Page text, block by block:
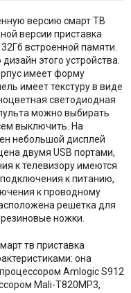
версию смарт ТВ
версии приставка
встроенной памяти.
этого устройства.
имеет форму
имеет текстуру в виде
светодиодная
можно выбирать
выключить. На
небольшой дисплей
двумя USB портами,
к телевизору имеются
к питанию,
к проводному
решетка для
ножки.
тв приставка
она
Amlogic S912
Mali-T820MP3,